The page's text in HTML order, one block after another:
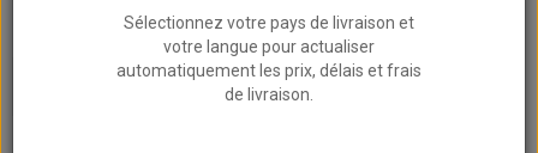
PORSCHE - REINFORCED ENGINE PARTS
Sélectionnez votre pays de livraison et
votre langue pour actualiser
automatiquement les prix, délais et frais
de livraison.